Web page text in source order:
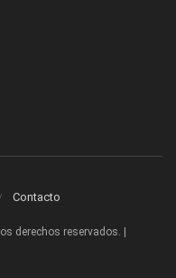
Contacto
derechos reservados. |